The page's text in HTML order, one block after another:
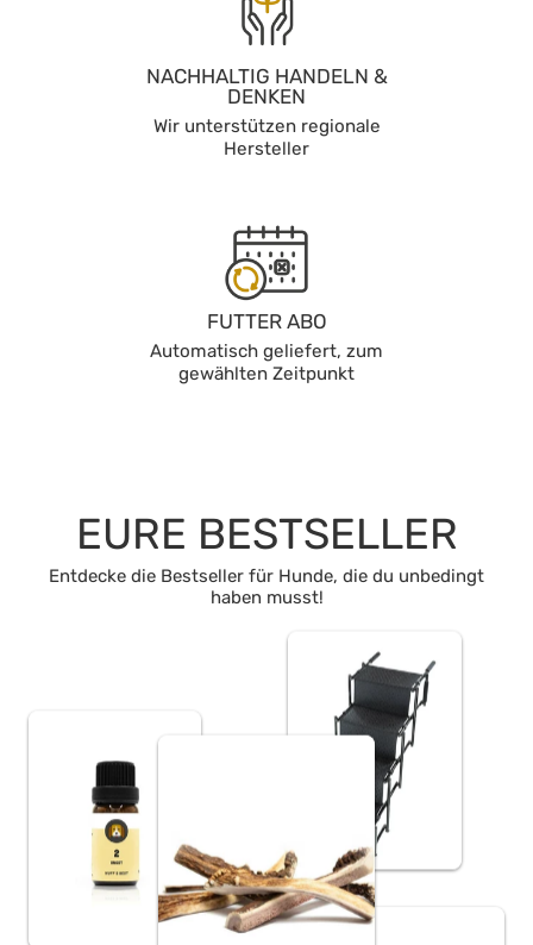
NACHHALTIG HANDELN &
DENKEN
Wir unterstützen regionale
Hersteller
FUTTER ABO
Automatisch geliefert, zum
gewählten Zeitpunkt
EURE BESTSELLER
Entdecke die Bestseller für Hunde, die du unbedingt
haben musst!